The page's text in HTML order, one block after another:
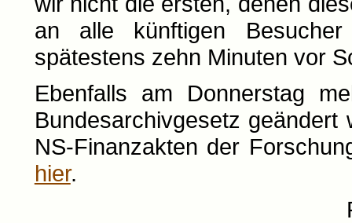
an alle künftigen
spätestens zehn Minuten vor
Ebenfalls am Donnerstag
Bundesarchivgesetz
NS-Finanzakten der
hier.